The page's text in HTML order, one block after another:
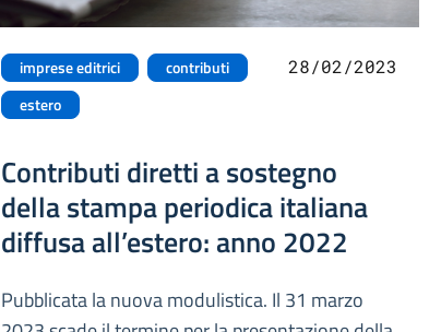
imprese editrici
contributi
estero
28/02/2023
Contributi diretti a sostegno
della stampa periodica italiana
diffusa all’estero: anno 2022
Pubblicata la nuova modulistica. Il 31 marzo